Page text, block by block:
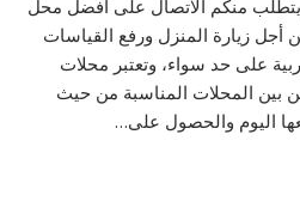
يتطلب منكم الاتصال على أفضل محل
زيارة المنزل ورفع القياسات
على حد سواء، وتعتبر محلات
المحلات المناسبة من حيث
اليوم والحصول على…